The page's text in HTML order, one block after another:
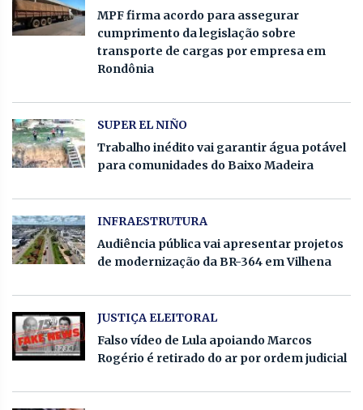
MPF firma acordo para assegurar
cumprimento da legislação sobre
transporte de cargas por empresa em
Rondônia
SUPER EL NIÑO
Trabalho inédito vai garantir água potável
para comunidades do Baixo Madeira
INFRAESTRUTURA
Audiência pública vai apresentar projetos
de modernização da BR-364 em Vilhena
JUSTIÇA ELEITORAL
Falso vídeo de Lula apoiando Marcos
Rogério é retirado do ar por ordem judicial